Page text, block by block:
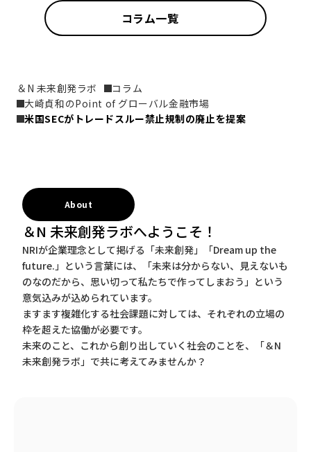
コラム一覧
＆N 未来創発ラボ
コラム
大崎貞和のPoint of グローバル金融市場
米国SECがトレードスルー禁止規制の廃止を提案
About
＆N 未来創発ラボへようこそ！
NRIが企業理念として掲げる「未来創発」「Dream up the
future.」という言葉には、「未来は分からない、見えないも
のなのだから、思い切って私たちで作ってしまおう」という
意気込みが込められています。
ますます複雑化する社会課題に対しては、それぞれの立場の
枠を超えた協働が必要です。
未来のこと、これから創り出していく社会のことを、「＆N
未来創発ラボ」で共に考えてみませんか？